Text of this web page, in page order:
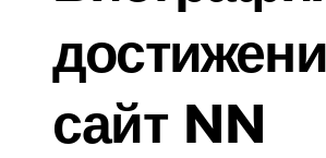
сайт NN